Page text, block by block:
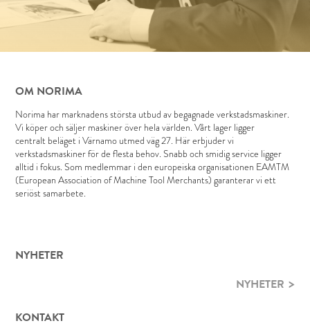
OM NORIMA
Norima har marknadens största utbud av begagnade verkstadsmaskiner.
Vi köper och säljer maskiner över hela världen. Vårt lager ligger
centralt beläget i Värnamo utmed väg 27. Här erbjuder vi
verkstadsmaskiner för de flesta behov. Snabb och smidig service ligger
alltid i fokus. Som medlemmar i den europeiska organisationen EAMTM
(European Association of Machine Tool Merchants) garanterar vi ett
seriöst samarbete.
NYHETER
NYHETER
KONTAKT